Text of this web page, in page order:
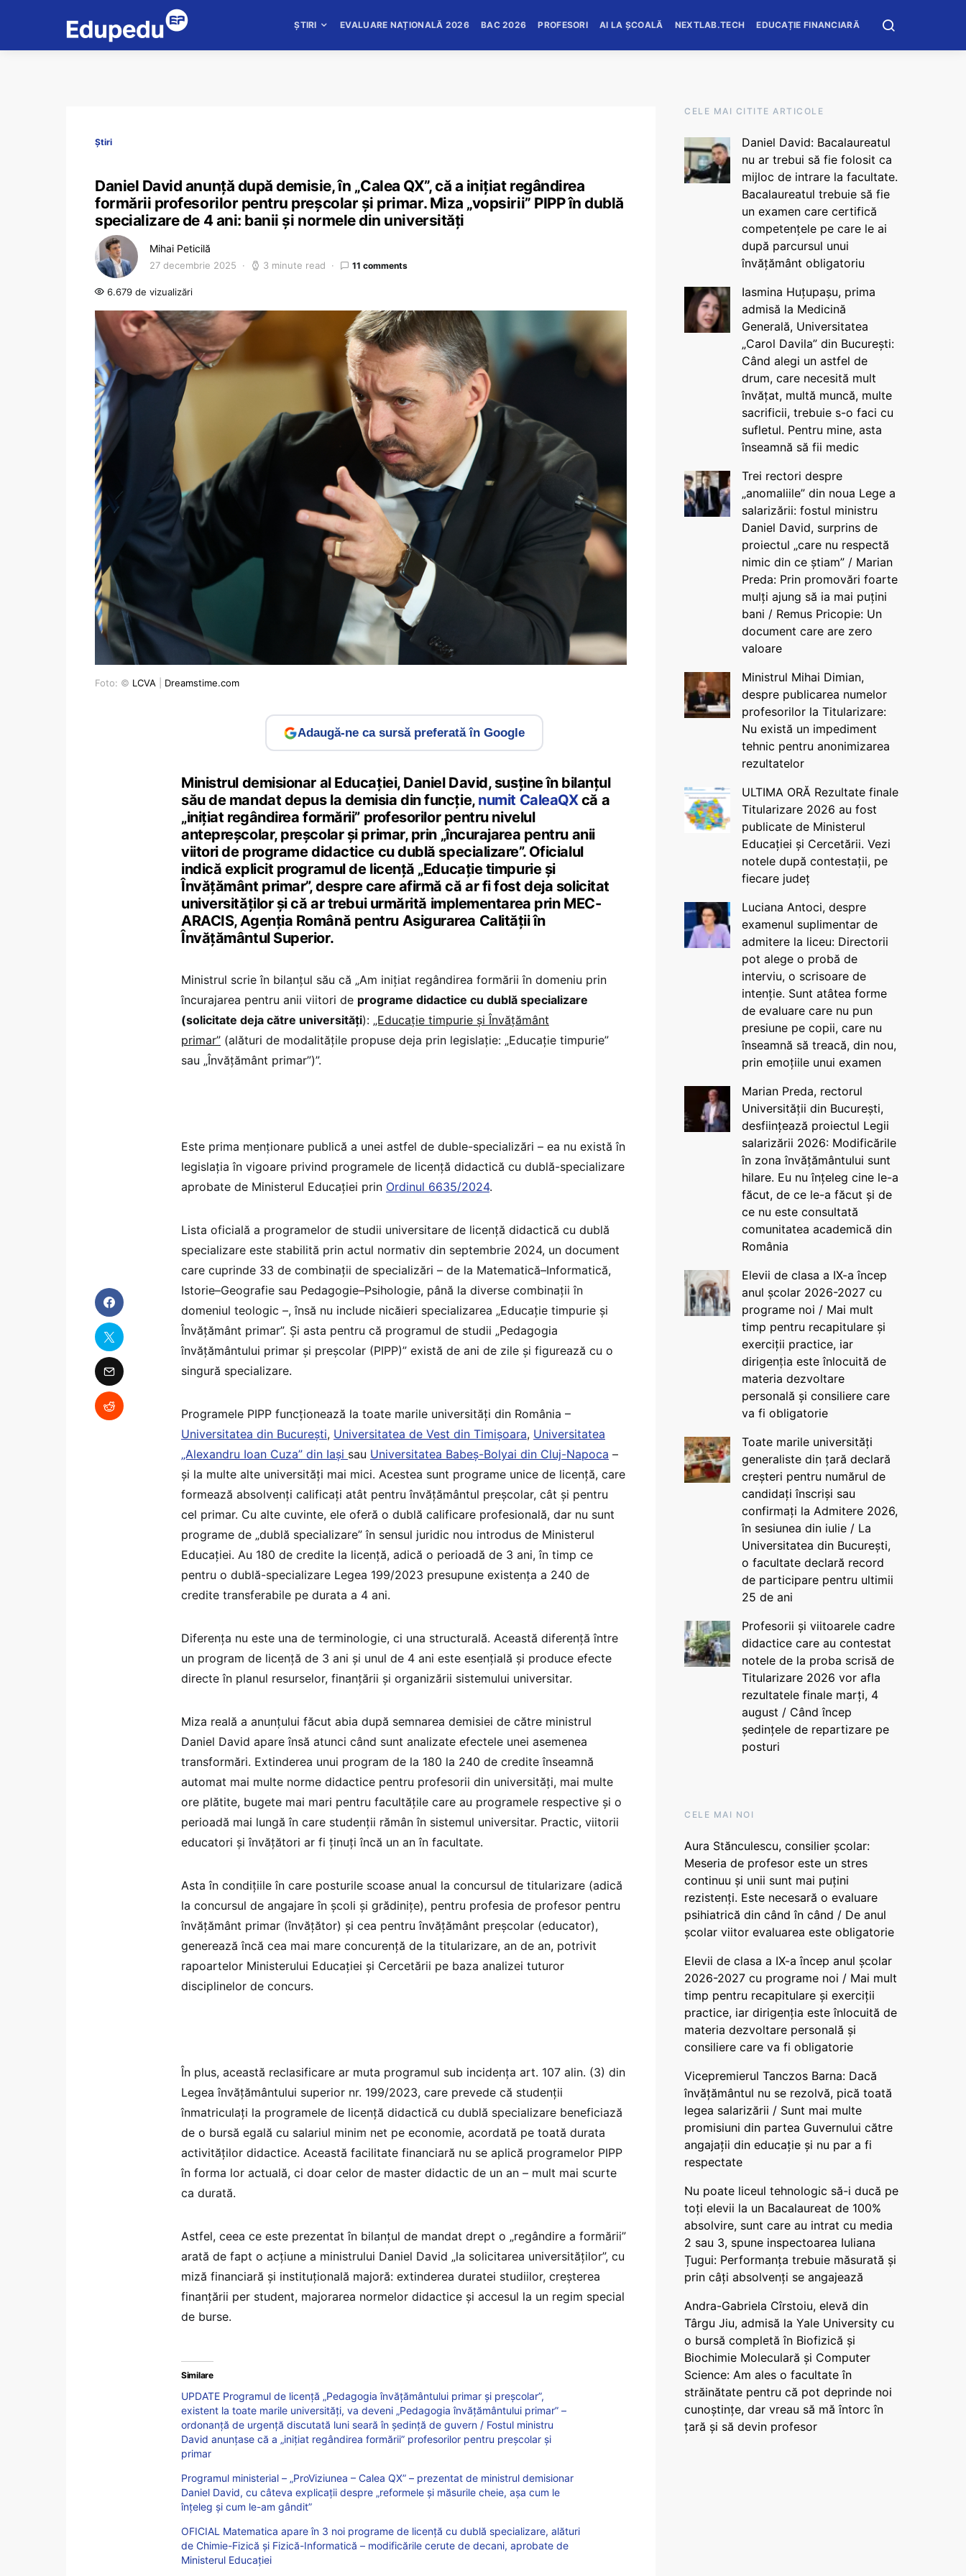
ȘTIRI EVALUARE NAȚIONALĂ 2026 BAC 2026 PROFESORI AI LA ȘCOALĂ NEXTLAB.TECH EDUCAȚIE FINANCIARĂ
Știri
Daniel David anunță după demisie, în „Calea QX”, că a inițiat regândirea
formării profesorilor pentru preșcolar și primar. Miza „vopsirii” PIPP în dublă
specializare de 4 ani: banii și normele din universități
Mihai Peticilă
27 decembrie 2025 3 minute read 11 comments
6.679 de vizualizări
Foto: © LCVA Dreamstime.com
Adaugă-ne ca sursă preferată în Google
Ministrul demisionar al Educației, Daniel David, susține în bilanțul
său de mandat depus la demisia din funcție, numit CaleaQXcă a
„inițiat regândirea formării” profesorilor pentru nivelul
antepreșcolar, preșcolar și primar, prin „încurajarea pentru anii
viitori de programe didactice cu dublă specializare”. Oficialul
indică explicit programul de licență „Educație timpurie și
Învățământ primar”, despre care afirmă că ar fi fost deja solicitat
universităților și că ar trebui urmărită implementarea prin MEC-
ARACIS, Agenția Română pentru Asigurarea Calității în
Învățământul Superior.
Ministrul scrie în bilanțul său că „Am inițiat regândirea formării în domeniu prin
încurajarea pentru anii viitori de programe didactice cu dublă specializare
(solicitate deja către universități): „Educație timpurie și Învățământ
primar” (alături de modalitățile propuse deja prin legislație: „Educație timpurie”
sau „Învățământ primar”)”.
Este prima menționare publică a unei astfel de duble-specializări – ea nu există în
legislația în vigoare privind programele de licență didactică cu dublă-specializare
aprobate de Ministerul Educației prin Ordinul 6635/2024.
Lista oficială a programelor de studii universitare de licență didactică cu dublă
specializare este stabilită prin actul normativ din septembrie 2024, un document
care cuprinde 33 de combinații de specializări – de la Matematică–Informatică,
Istorie–Geografie sau Pedagogie–Psihologie, până la diverse combinații în
domeniul teologic –, însă nu include nicăieri specializarea „Educație timpurie și
Învățământ primar”. Și asta pentru că programul de studii „Pedagogia
învățământului primar și preșcolar (PIPP)” există de ani de zile și figurează cu o
singură specializare.
Programele PIPP funcționează la toate marile universități din România –
Universitatea din București, Universitatea de Vest din Timișoara, Universitatea
„Alexandru Ioan Cuza” din Iași sau Universitatea Babeș-Bolyai din Cluj-Napoca –
și la multe alte universități mai mici. Acestea sunt programe unice de licență, care
formează absolvenți calificați atât pentru învățământul preșcolar, cât și pentru
cel primar. Cu alte cuvinte, ele oferă o dublă calificare profesională, dar nu sunt
programe de „dublă specializare” în sensul juridic nou introdus de Ministerul
Educației. Au 180 de credite la licență, adică o perioadă de 3 ani, în timp ce
pentru o dublă-specializare Legea 199/2023 presupune existența a 240 de
credite transferabile pe durata a 4 ani.
Diferența nu este una de terminologie, ci una structurală. Această diferență între
un program de licență de 3 ani și unul de 4 ani este esențială și produce efecte
directe în planul resurselor, finanțării și organizării sistemului universitar.
Miza reală a anunțului făcut abia după semnarea demisiei de către ministrul
Daniel David apare însă atunci când sunt analizate efectele unei asemenea
transformări. Extinderea unui program de la 180 la 240 de credite înseamnă
automat mai multe norme didactice pentru profesorii din universități, mai multe
ore plătite, bugete mai mari pentru facultățile care au programele respective și o
perioadă mai lungă în care studenții rămân în sistemul universitar. Practic, viitorii
educatori și învățători ar fi ținuți încă un an în facultate.
Asta în condițiile în care posturile scoase anual la concursul de titularizare (adică
la concursul de angajare în școli și grădinițe), pentru profesia de profesor pentru
învățământ primar (învățător) și cea pentru învățământ preșcolar (educator),
generează încă cea mai mare concurență de la titularizare, an de an, potrivit
rapoartelor Ministerului Educației și Cercetării pe baza analizei tuturor
disciplinelor de concurs.
În plus, această reclasificare ar muta programul sub incidența art. 107 alin. (3) din
Legea învățământului superior nr. 199/2023, care prevede că studenții
înmatriculați la programele de licență didactică cu dublă specializare beneficiază
de o bursă egală cu salariul minim net pe economie, acordată pe toată durata
activităților didactice. Această facilitate financiară nu se aplică programelor PIPP
în forma lor actuală, ci doar celor de master didactic de un an – mult mai scurte
ca durată.
Astfel, ceea ce este prezentat în bilanțul de mandat drept o „regândire a formării”
arată de fapt o acțiune a ministrului Daniel David „la solicitarea universităților”, cu
miză financiară și instituțională majoră: extinderea duratei studiilor, creșterea
finanțării per student, majorarea normelor didactice și accesul la un regim special
de burse.
Similare
UPDATE Programul de licență „Pedagogia învățământului primar și preșcolar”,
existent la toate marile universități, va deveni „Pedagogia învățământului primar” –
ordonanță de urgență discutată luni seară în ședință de guvern / Fostul ministru
David anunțase că a „inițiat regândirea formării” profesorilor pentru preșcolar și
primar
Programul ministerial – „ProViziunea – Calea QX” – prezentat de ministrul demisionar
Daniel David, cu câteva explicații despre „reformele și măsurile cheie, așa cum le
înțeleg și cum le-am gândit”
OFICIAL Matematica apare în 3 noi programe de licență cu dublă specializare, alături
de Chimie-Fizică și Fizică-Informatică – modificările cerute de decani, aprobate de
Ministerul Educației
CELE MAI CITITE ARTICOLE
Daniel David: Bacalaureatul
nu ar trebui să fie folosit ca
mijloc de intrare la facultate.
Bacalaureatul trebuie să fie
un examen care certifică
competențele pe care le ai
după parcursul unui
învățământ obligatoriu
Iasmina Huțupașu, prima
admisă la Medicină
Generală, Universitatea
„Carol Davila” din București:
Când alegi un astfel de
drum, care necesită mult
învățat, multă muncă, multe
sacrificii, trebuie s-o faci cu
sufletul. Pentru mine, asta
înseamnă să fii medic
Trei rectori despre
„anomaliile” din noua Lege a
salarizării: fostul ministru
Daniel David, surprins de
proiectul „care nu respectă
nimic din ce știam” / Marian
Preda: Prin promovări foarte
mulți ajung să ia mai puțini
bani / Remus Pricopie: Un
document care are zero
valoare
Ministrul Mihai Dimian,
despre publicarea numelor
profesorilor la Titularizare:
Nu există un impediment
tehnic pentru anonimizarea
rezultatelor
ULTIMA ORĂ Rezultate finale
Titularizare 2026 au fost
publicate de Ministerul
Educației și Cercetării. Vezi
notele după contestații, pe
fiecare județ
Luciana Antoci, despre
examenul suplimentar de
admitere la liceu: Directorii
pot alege o probă de
interviu, o scrisoare de
intenție. Sunt atâtea forme
de evaluare care nu pun
presiune pe copii, care nu
înseamnă să treacă, din nou,
prin emoțiile unui examen
Marian Preda, rectorul
Universității din București,
desființează proiectul Legii
salarizării 2026: Modificările
în zona învățământului sunt
hilare. Eu nu înțeleg cine le-a
făcut, de ce le-a făcut și de
ce nu este consultată
comunitatea academică din
România
Elevii de clasa a IX-a încep
anul școlar 2026-2027 cu
programe noi / Mai mult
timp pentru recapitulare și
exerciții practice, iar
dirigenția este înlocuită de
materia dezvoltare
personală și consiliere care
va fi obligatorie
Toate marile universități
generaliste din țară declară
creșteri pentru numărul de
candidați înscriși sau
confirmați la Admitere 2026,
în sesiunea din iulie / La
Universitatea din București,
o facultate declară record
de participare pentru ultimii
25 de ani
Profesorii și viitoarele cadre
didactice care au contestat
notele de la proba scrisă de
Titularizare 2026 vor afla
rezultatele finale marți, 4
august / Când încep
ședințele de repartizare pe
posturi
CELE MAI NOI
Aura Stănculescu, consilier școlar:
Meseria de profesor este un stres
continuu și unii sunt mai puțini
rezistenți. Este necesară o evaluare
psihiatrică din când în când / De anul
școlar viitor evaluarea este obligatorie
Elevii de clasa a IX-a încep anul școlar
2026-2027 cu programe noi / Mai mult
timp pentru recapitulare și exerciții
practice, iar dirigenția este înlocuită de
materia dezvoltare personală și
consiliere care va fi obligatorie
Vicepremierul Tanczos Barna: Dacă
învățământul nu se rezolvă, pică toată
legea salarizării / Sunt mai multe
promisiuni din partea Guvernului către
angajații din educație și nu par a fi
respectate
Nu poate liceul tehnologic să-i ducă pe
toți elevii la un Bacalaureat de 100%
absolvire, sunt care au intrat cu media
2 sau 3, spune inspectoarea Iuliana
Țugui: Performanța trebuie măsurată și
prin câți absolvenți se angajează
Andra-Gabriela Cîrstoiu, elevă din
Târgu Jiu, admisă la Yale University cu
o bursă completă în Biofizică și
Biochimie Moleculară și Computer
Science: Am ales o facultate în
străinătate pentru că pot deprinde noi
cunoștințe, dar vreau să mă întorc în
țară și să devin profesor